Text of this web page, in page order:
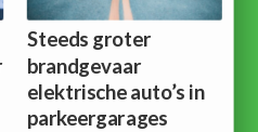
Steeds groter
brandgevaar
elektrische auto’s in
parkeergarages